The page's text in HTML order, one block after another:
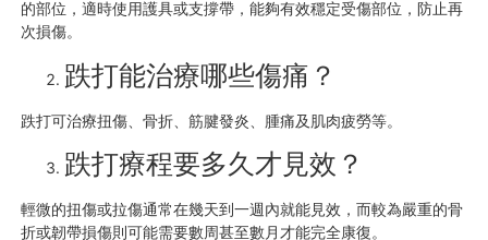
的部位，適時使用護具或支撐帶，能夠有效穩定受傷部位，防止再
次損傷。
跌打能治療哪些傷痛？
跌打可治療扭傷、骨折、筋腱發炎、腫痛及肌肉疲勞等。
跌打療程要多久才見效？
輕微的扭傷或拉傷通常在幾天到一週內就能見效，而較為嚴重的骨
折或韌帶損傷則可能需要數周甚至數月才能完全康復。